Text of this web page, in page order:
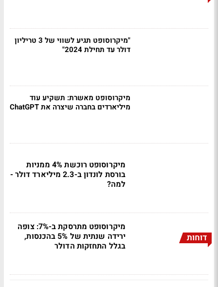
"מיקרוסופט תגיע לשווי של 3 טריליון
דולר עד תחילת 2024"
מיקרוסופט מאשרת: תשקיע עוד
מיליארדים בחברה שיצרה את ChatGPT
מיקרוסופט רוכשת 4% ממניות
בורסת לונדון ב-2.3 מיליארד דולר -
למה?
דוחות
מיקרוסופט מתרסקת ב-7%: צופה
ירידה שנתית של 5% בהכנסות,
בגלל התחזקות הדולר